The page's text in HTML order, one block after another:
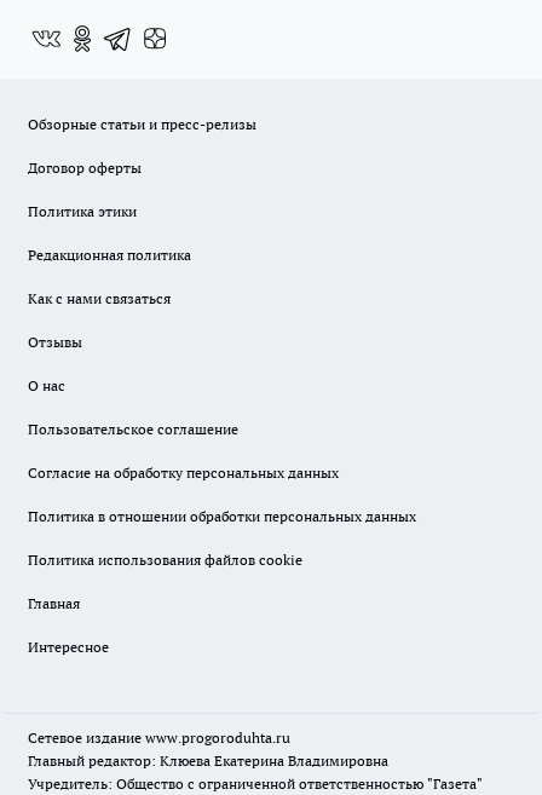
Обзорные статьи и пресс-релизы
Договор оферты
Политика этики
Редакционная политика
Как с нами связаться
Отзывы
О нас
Пользовательское соглашение
Согласие на обработку персональных данных
Политика в отношении обработки персональных данных
Политика использования файлов cookie
Главная
Интересное
Сетевое издание www.progoroduhta.ru
Главный редактор: Клюева Екатерина Владимировна
Учредитель: Общество с ограниченной ответственностью "Газета"